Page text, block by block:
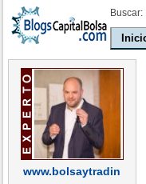
Buscar:
www.bolsaytradin